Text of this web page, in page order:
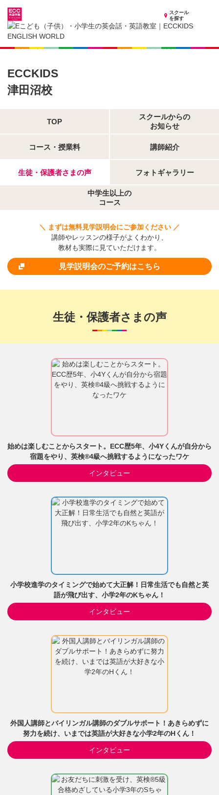
スクール
を探す
千葉県の子供英会話・英語教室
子供（小学生）英会話・英語教室 ECCKIDS 津田沼校
生徒・保護者さまの声
ECCKIDS
津田沼校
TOP
スクールからの
お知らせ
コース・授業料 講師紹介
生徒・保護者さまの声 フォトギャラリー
中学生以上の
コース
＼ まずは無料見学説明会にご参加ください ／
講師やレッスンの様子がよくわかり、
教材も実際に見ていただけます。
見学説明会のご予約はこちら
生徒・保護者さまの声
始めは楽しむことからスタート。ECC歴5年、小4Yくんが自分から
宿題をやり、英検®4級へ挑戦するようになったワケ
インタビュー
小学校進学のタイミングで始めて大正解！日常生活でも自然と英
語が飛び出す、小学2年のKちゃん！
インタビュー
外国人講師とバイリンガル講師のダブルサポート！あきらめずに
努力を続け、いまでは英語が大好きな小学2年のHくん！
インタビュー